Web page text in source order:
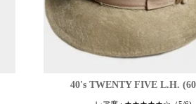
40's TWENTY FIVE L.H.